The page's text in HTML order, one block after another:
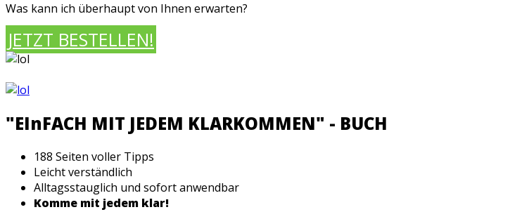
Was kann ich überhaupt von Ihnen erwarten?
JETZT BESTELLEN!
"EInFACH MIT JEDEM KLARKOMMEN" - BUCH ​
188 Seiten voller Tipps
Leicht verständlich
Alltagsstauglich und sofort anwendbar
Komme mit jedem klar!